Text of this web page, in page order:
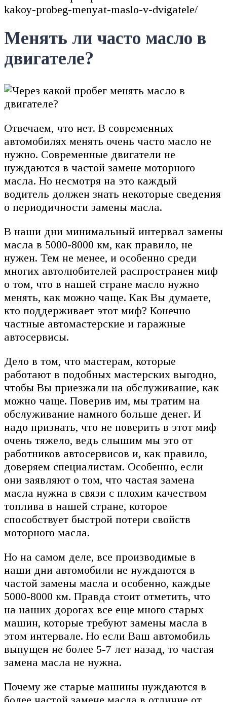
kakoy-probeg-menyat-maslo-v-dvigatele/
Менять ли часто масло в
двигателе?
Отвечаем, что нет. В современных
автомобилях менять очень часто масло не
нужно. Современные двигатели не
нуждаются в частой замене моторного
масла. Но несмотря на это каждый
водитель должен знать некоторые сведения
о периодичности замены масла.
В наши дни минимальный интервал замены
масла в 5000-8000 км, как правило, не
нужен. Тем не менее, и особенно среди
многих автолюбителей распространен миф
о том, что в нашей стране масло нужно
менять, как можно чаще. Как Вы думаете,
кто поддерживает этот миф? Конечно
частные автомастерские и гаражные
автосервисы.
Дело в том, что мастерам, которые
работают в подобных мастерских выгодно,
чтобы Вы приезжали на обслуживание, как
можно чаще. Поверив им, мы тратим на
обслуживание намного больше денег. И
надо признать, что не поверить в этот миф
очень тяжело, ведь слышим мы это от
работников автосервисов и, как правило,
доверяем специалистам. Особенно, если
они заявляют о том, что частая замена
масла нужна в связи с плохим качеством
топлива в нашей стране, которое
способствует быстрой потери свойств
моторного масла.
Но на самом деле, все производимые в
наши дни автомобили не нуждаются в
частой замены масла и особенно, каждые
5000-8000 км. Правда стоит отметить, что
на наших дорогах все еще много старых
машин, которые требуют замены масла в
этом интервале. Но если Ваш автомобиль
выпущен не более 5-7 лет назад, то частая
замена масла не нужна.
Почему же старые машины нуждаются в